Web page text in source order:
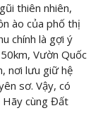
thiên nhiên,
ào của phố thị
chính là gợi ý
Vườn Quốc
nơi lưu giữ hệ
sơ. Vậy, có
Hãy cùng Đất